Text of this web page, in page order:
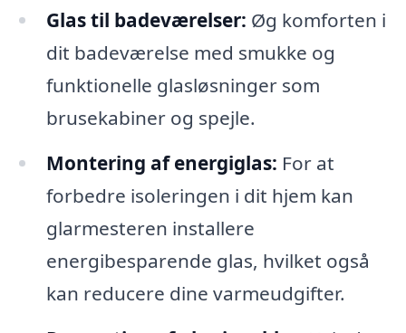
Glas til badeværelser: Øg komforten i
dit badeværelse med smukke og
funktionelle glasløsninger som
brusekabiner og spejle.
Montering af energiglas: For at
forbedre isoleringen i dit hjem kan
glarmesteren installere
energibesparende glas, hvilket også
kan reducere dine varmeudgifter.